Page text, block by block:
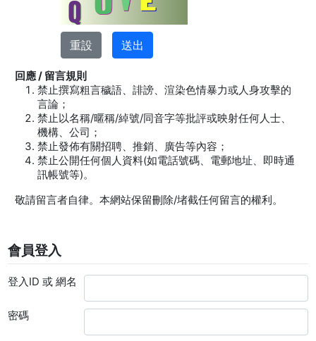
回應 / 留言規則
禁止撰寫粗言穢語、誹謗、渲染色情暴力或人身攻擊的
言論；
禁止以名稱/暱稱/綽號/同音字等批評或映射任何人士、
機構、公司；
禁止發佈有關招聘、推銷、廣告等內容；
禁止公開任何個人資料(如電話號碼、電郵地址、即時通
訊帳號等)。
敬請留言者自律。本網站保留刪除/堵截任何留言的權利。
會員登入
登入ID 或 網名
密碼